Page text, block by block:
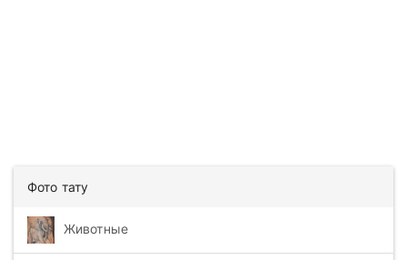
Фото тату
Животные